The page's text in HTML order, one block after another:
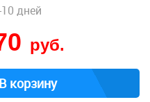
дней
руб.
В корзину